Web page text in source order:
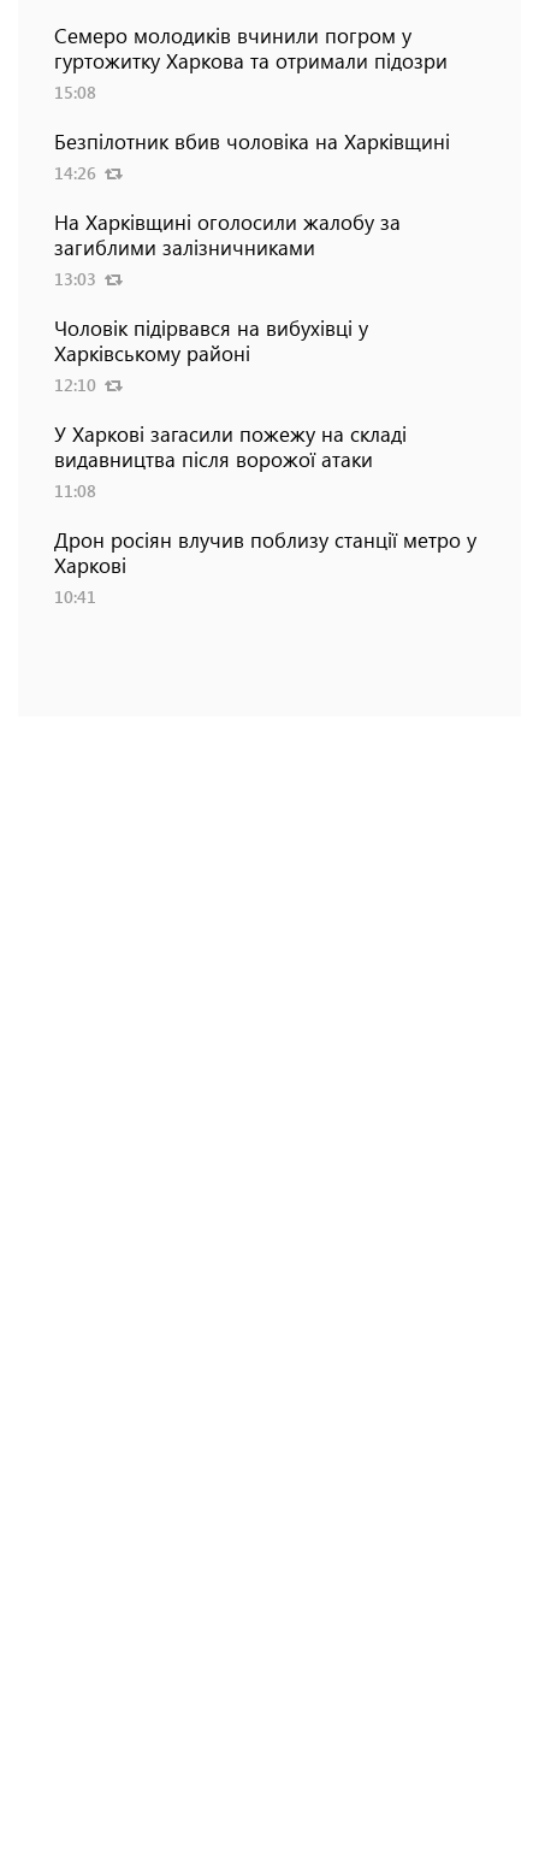
Семеро молодиків вчинили погром у
гуртожитку Харкова та отримали підозри
15:08
Безпілотник вбив чоловіка на Харківщині
14:26
На Харківщині оголосили жалобу за
загиблими залізничниками
13:03
Чоловік підірвався на вибухівці у
Харківському районі
12:10
У Харкові загасили пожежу на складі
видавництва після ворожої атаки
11:08
Дрон росіян влучив поблизу станції метро у
Харкові
10:41